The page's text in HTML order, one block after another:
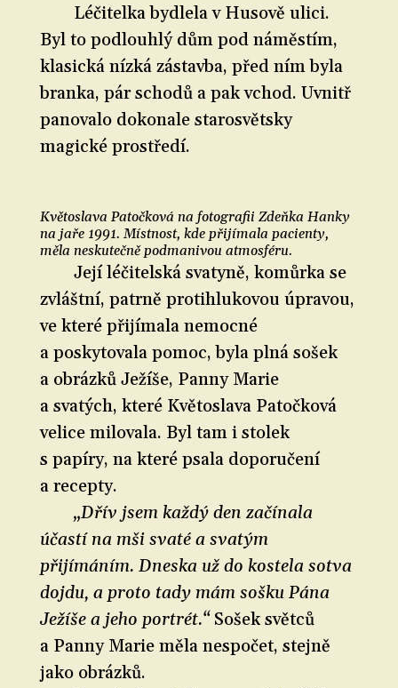
Léčitelka bydlela v Husově ulici.
Byl to podlouhlý dům pod náměstím,
klasická nízká zástavba, před ním byla
branka, pár schodů a pak vchod. Uvnitř
panovalo dokonale starosvětsky
magické prostředí.
Květoslava Patočková na fotografii Zdeňka Hanky
na jaře 1991. Místnost, kde přijímala pacienty,
měla neskutečně podmanivou atmosféru.
Její léčitelská svatyně, komůrka se
zvláštní, patrně protihlukovou úpravou,
ve které přijímala nemocné
a poskytovala pomoc, byla plná sošek
a obrázků Ježíše, Panny Marie
a svatých, které Květoslava Patočková
velice milovala. Byl tam i stolek
s papíry, na které psala doporučení
a recepty.
„Dřív jsem každý den začínala
účastí na mši svaté a svatým
přijímáním. Dneska už do kostela sotva
dojdu, a proto tady mám sošku Pána
Ježíše a jeho portrét.“Sošek světců
a Panny Marie měla nespočet, stejně
jako obrázků.